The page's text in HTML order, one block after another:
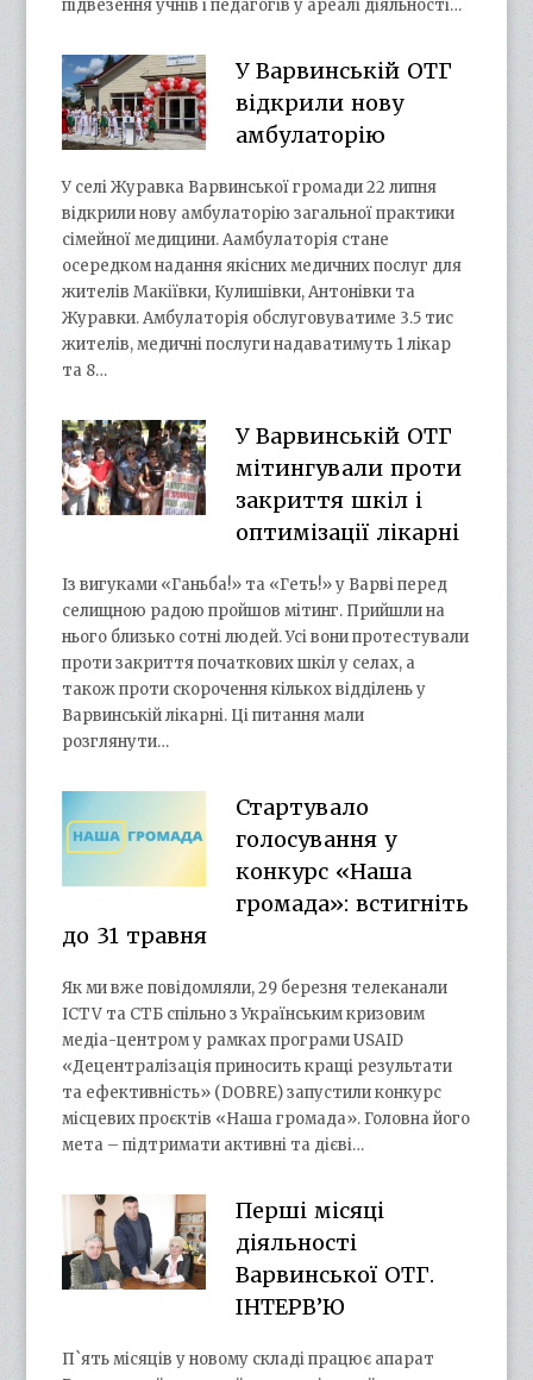
підвезення учнів і педагогів у ареалі діяльності…
У Варвинській ОТГ
відкрили нову
амбулаторію
У селі Журавка Варвинської громади 22 липня
відкрили нову амбулаторію загальної практики
сімейної медицини. Аамбулаторія стане
осередком надання якісних медичних послуг для
жителів Макіївки, Кулишівки, Антонівки та
Журавки. Амбулаторія обслуговуватиме 3.5 тис
жителів, медичні послуги надаватимуть 1 лікар
та 8…
У Варвинській ОТГ
мітингували проти
закриття шкіл і
оптимізації лікарні
Із вигуками «Ганьба!» та «Геть!» у Варві перед
селищною радою пройшов мітинг. Прийшли на
нього близько сотні людей. Усі вони протестували
проти закриття початкових шкіл у селах, а
також проти скорочення кількох відділень у
Варвинській лікарні. Ці питання мали
розглянути…
Стартувало
голосування у
конкурс «Наша
громада»: встигніть
до 31 травня
Як ми вже повідомляли, 29 березня телеканали
ICTV та СТБ спільно з Українським кризовим
медіа-центром у рамках програми USAID
«Децентралізація приносить кращі результати
та ефективність» (DOBRE) запустили конкурс
місцевих проєктів «Наша громада». Головна його
мета – підтримати активні та дієві…
Перші місяці
діяльності
Варвинської ОТГ.
ІНТЕРВ’Ю
П`ять місяців у новому складі працює апарат